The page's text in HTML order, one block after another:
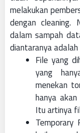
melakukan
dengan
dalam sampah
diantaranya adalah
File yang
yang
menekan
hanya
Itu artinya
Temporary